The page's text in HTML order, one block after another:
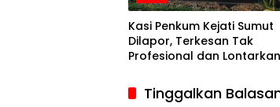
Kasi Penkum Kejati Sumut
Dilapor, Terkesan Tak
Profesional dan Lontarkan
Wartawan
Tinggalkan